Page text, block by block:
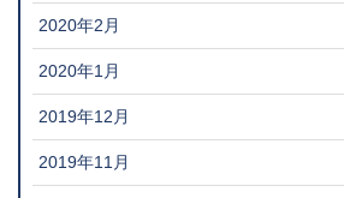
2020年2月
2020年1月
2019年12月
2019年11月